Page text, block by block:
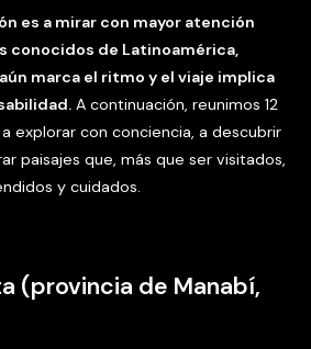
es a mirar con mayor atención
conocidos de Latinoamérica,
marca el ritmo y el viaje implica
A continuación, reunimos 12
explorar con conciencia, a descubrir
paisajes que, más que ser visitados,
y cuidados.
(provincia de Manabí,